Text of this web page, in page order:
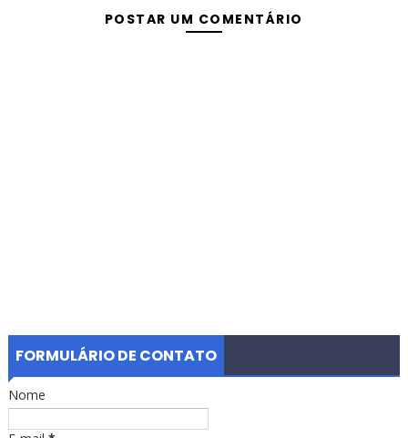
POSTAR UM COMENTÁRIO
FORMULÁRIO DE CONTATO
Nome